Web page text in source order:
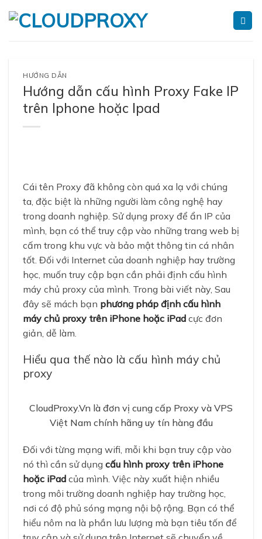
HƯỚNG DẪN
Hướng dẫn cấu hình Proxy Fake IP
trên Iphone hoặc Ipad
Cái tên Proxy đã không còn quá xa lạ với chúng
ta, đặc biệt là những người làm công nghệ hay
trong doanh nghiệp. Sử dụng proxy để ẩn IP của
mình, bạn có thể truy cập vào những trang web bị
cấm trong khu vực và bảo mật thông tin cá nhân
tốt. Đối với Internet của doanh nghiệp hay trường
học, muốn truy cập bạn cần phải định cấu hình
máy chủ proxy của mình. Trong bài viết này, Sau
đây sẽ mách bạn phương pháp định cấu hình
máy chủ proxy trên iPhone hoặc iPad cực đơn
giản, dễ làm.
Hiểu qua thế nào là cấu hình máy chủ
proxy
CloudProxy.Vn là đơn vị cung cấp Proxy và VPS
Việt Nam chính hãng uy tín hàng đầu
Đối với từng mạng wifi, mỗi khi bạn truy cập vào
nó thì cần sử dụng cấu hình proxy trên iPhone
hoặc iPad của mình. Việc này xuất hiện nhiều
trong môi trường doanh nghiệp hay trường học,
nơi có độ phủ sóng mạng nội bộ rộng. Bạn có thể
hiểu nôm na là phần lưu lượng mà bạn tiêu tốn để